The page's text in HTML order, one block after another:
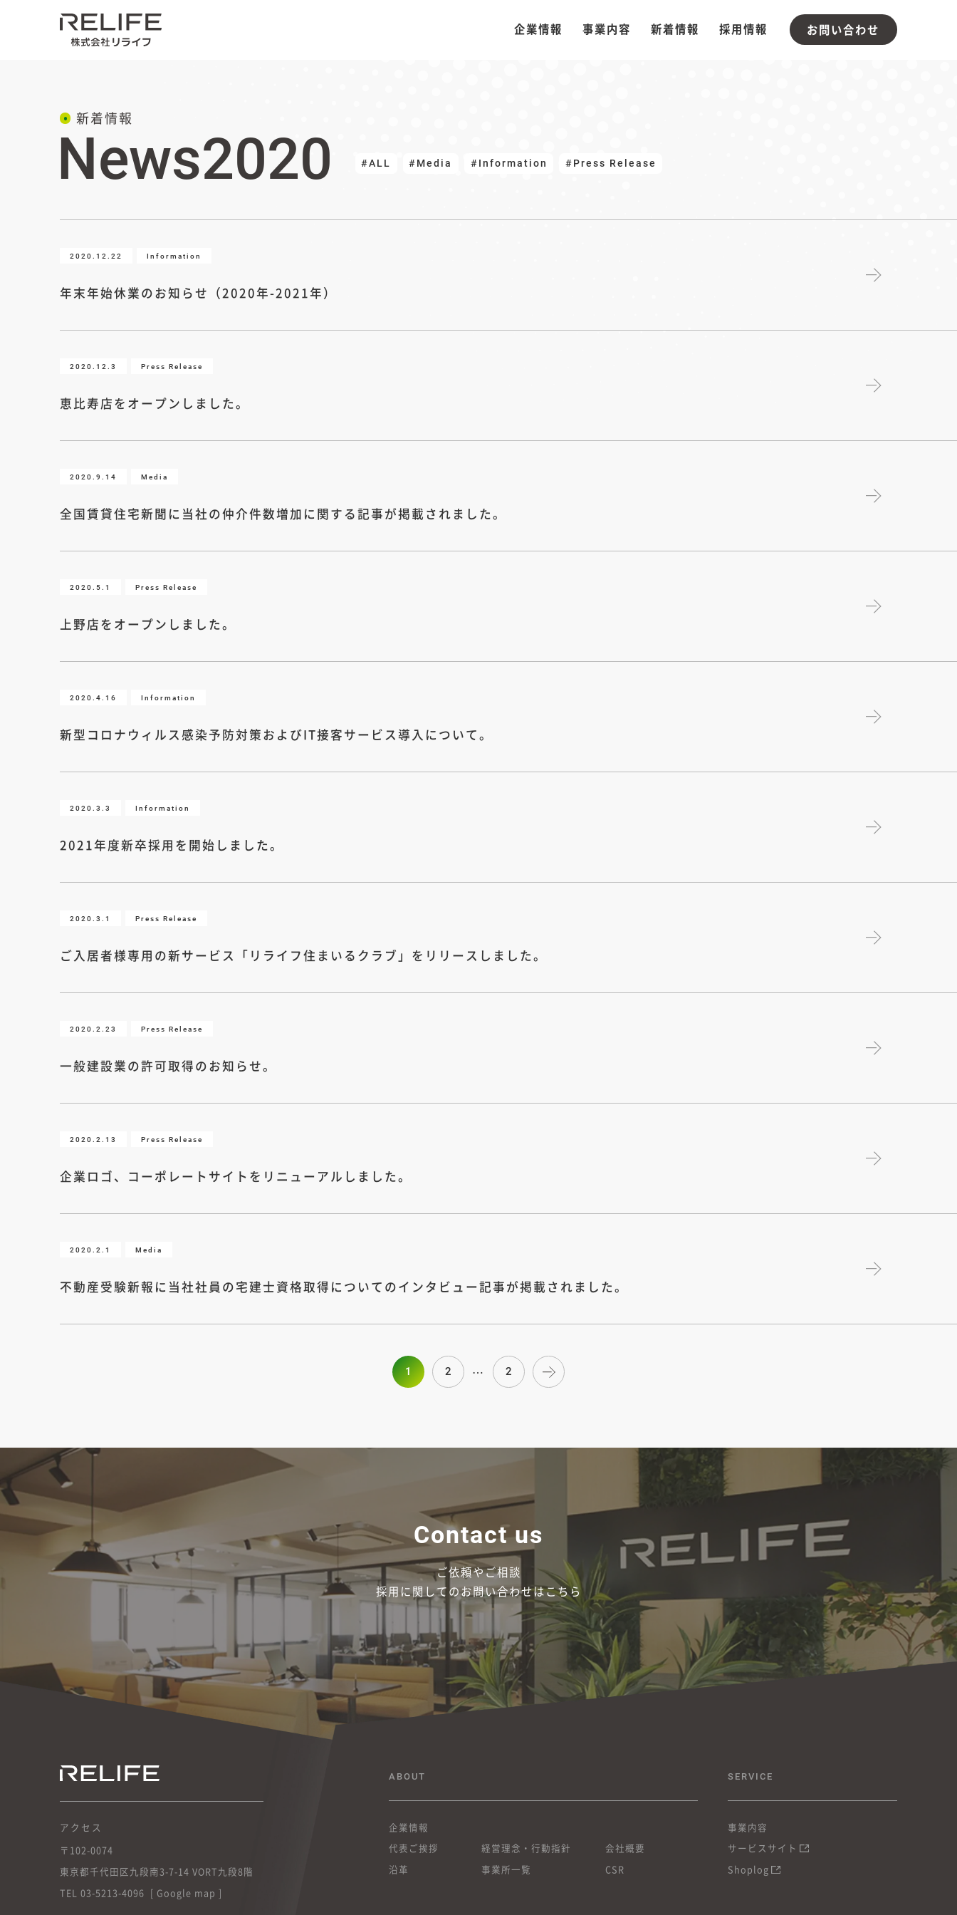
企業情報 事業内容 新着情報 採用情報 お問い合わせ
新着情報
News2020 #ALL #Media #Information #Press Release
2020.12.22 Information
年末年始休業のお知らせ（2020年-2021年）
2020.12.3 Press Release
恵比寿店をオープンしました。
2020.9.14 Media
全国賃貸住宅新聞に当社の仲介件数増加に関する記事が掲載されました。
2020.5.1 Press Release
上野店をオープンしました。
2020.4.16 Information
新型コロナウィルス感染予防対策およびIT接客サービス導入について。
2020.3.3 Information
2021年度新卒採用を開始しました。
2020.3.1 Press Release
ご入居者様専用の新サービス「リライフ住まいるクラブ」をリリースしました。
2020.2.23 Press Release
一般建設業の許可取得のお知らせ。
2020.2.13 Press Release
企業ロゴ、コーポレートサイトをリニューアルしました。
2020.2.1 Media
不動産受験新報に当社社員の宅建士資格取得についてのインタビュー記事が掲載されました。
1 2 … 2
Contact us
ご依頼やご相談
採用に関してのお問い合わせはこちら
アクセス
〒102-0074
東京都千代田区九段南3-7-14 VORT九段8階
TEL 03-5213-4096
Google map
ABOUT
企業情報
代表ご挨拶
経営理念・行動指針
会社概要
沿革
事業所一覧 CSR
SERVICE
事業内容
サービスサイト
Shoplog